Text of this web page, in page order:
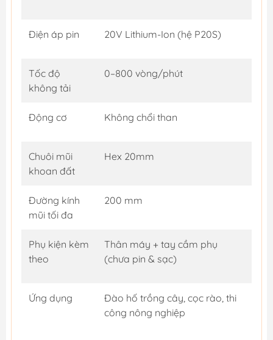
Điện áp pin 20V Lithium-Ion (hệ P20S)
Tốc độ
không tải
0–800 vòng/phút
Động cơ Không chổi than
Chuôi mũi
khoan đất
Hex 20mm
Đường kính
mũi tối đa
200 mm
Phụ kiện kèm
theo
Thân máy + tay cầm phụ
(chưa pin & sạc)
Ứng dụng
Đào hố trồng cây, cọc rào, thi
công nông nghiệp